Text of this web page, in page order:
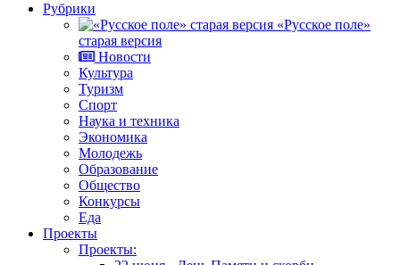
Рубрики
«Русское поле»
старая версия
Новости
Культура
Туризм
Спорт
Наука и техника
Экономика
Молодежь
Образование
Общество
Конкурсы
Еда
Проекты
Проекты: